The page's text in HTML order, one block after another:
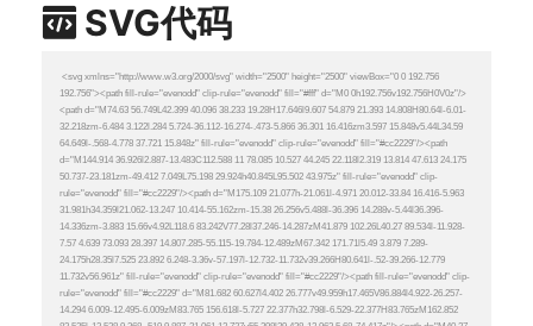
SVG代码